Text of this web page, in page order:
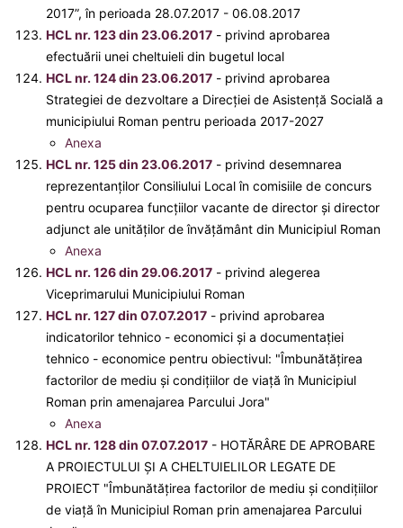
2017”, în perioada 28.07.2017 - 06.08.2017
HCL nr. 123 din 23.06.2017 - privind aprobarea
efectuării unei cheltuieli din bugetul local
HCL nr. 124 din 23.06.2017 - privind aprobarea
Strategiei de dezvoltare a Direcţiei de Asistenţă Socială a
municipiului Roman pentru perioada 2017-2027
Anexa
HCL nr. 125 din 23.06.2017 - privind desemnarea
reprezentanţilor Consiliului Local în comisiile de concurs
pentru ocuparea funcțiilor vacante de director și director
adjunct ale unităţilor de învăţământ din Municipiul Roman
Anexa
HCL nr. 126 din 29.06.2017 - privind alegerea
Viceprimarului Municipiului Roman
HCL nr. 127 din 07.07.2017 - privind aprobarea
indicatorilor tehnico - economici şi a documentaţiei
tehnico - economice pentru obiectivul: "Îmbunătăţirea
factorilor de mediu şi condițiilor de viaţă în Municipiul
Roman prin amenajarea Parcului Jora"
Anexa
HCL nr. 128 din 07.07.2017 - HOTĂRÂRE DE APROBARE
A PROIECTULUI ȘI A CHELTUIELILOR LEGATE DE
PROIECT "Îmbunătăţirea factorilor de mediu şi condiţiilor
de viaţă în Municipiul Roman prin amenajarea Parcului